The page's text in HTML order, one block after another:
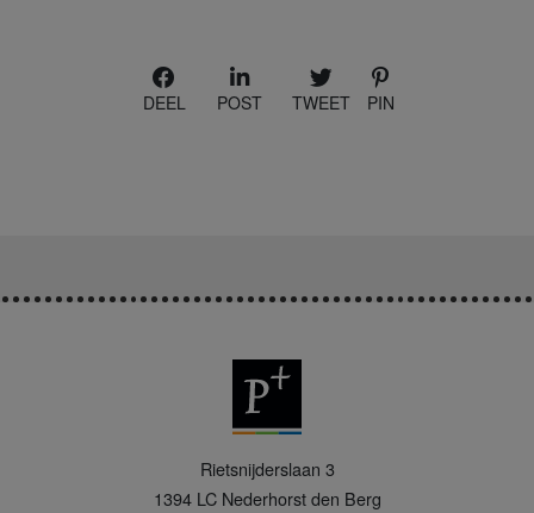
DEEL POST TWEET PIN
Rietsnijderslaan 3
1394 LC Nederhorst den Berg